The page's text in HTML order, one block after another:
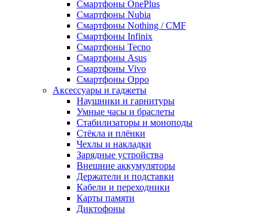
Смартфоны OnePlus
Смартфоны Nubia
Смартфоны Nothing / CMF
Смартфоны Infinix
Смартфоны Tecno
Смартфоны Asus
Смартфоны Vivo
Смартфоны Oppo
Аксессуары и гаджеты
Наушники и гарнитуры
Умные часы и браслеты
Стабилизаторы и моноподы
Стёкла и плёнки
Чехлы и накладки
Зарядные устройства
Внешние аккумуляторы
Держатели и подставки
Кабели и переходники
Карты памяти
Диктофоны